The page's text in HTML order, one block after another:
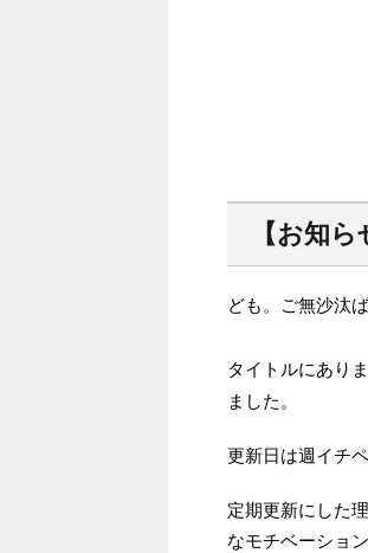
【お知
ども。ご無沙汰
タイトルにあり
ました。
更新日は週イチ
定期更新にした
なモチベーショ